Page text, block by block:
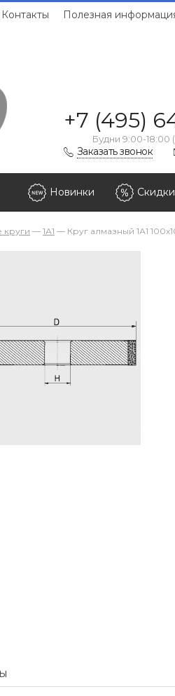
Контакты Полезная
+7 (495)
Будни 9:00-18:00
Заказать звонок
Новинки Скидки
— 1А1 — Круг алмазный 1А1